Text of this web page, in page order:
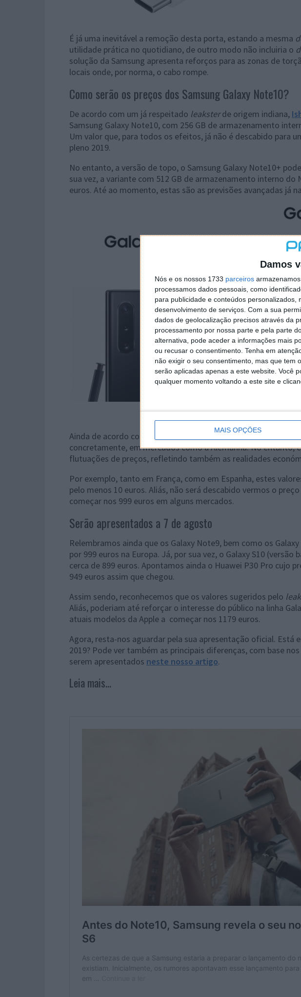
Damos
Nós e os nossos 1733 parceiros
processamos dados pessoais, como
para publicidade e conteúdos
desenvolvimento de serviços. Com a sua
dados de geolocalização precisos através da
processamento por nossa parte e pela parte
alternativa, pode aceder a informações mais
ou recusar o consentimento. Tenha em
não exigir o seu consentimento, mas que tem
serão aplicadas apenas a este website. Você
qualquer momento voltando a este site e
MAIS OPÇÕES
É já uma inevitável a remoção desta porta, estando a mesma
utilidade prática no quotidiano, de outro modo não incluiria o
solução da Samsung apresenta reforços para as zonas de
locais onde, por norma, o cabo rompe.
Como serão os preços dos Samsung Galaxy Note10?
De acordo com um já respeitado leaksterde origem indiana,
Samsung Galaxy Note10, com 256 GB de armazenamento
Um valor que, para todos os efeitos, já não é descabido para
pleno 2019.
No entanto, a versão de topo, o Samsung Galaxy Note10+
sua vez, a variante com 512 GB de armazenamento interno do
euros. Até ao momento, estas são as previsões avançadas já
Ainda de acordo com a fonte supracitada, estes serão os
concretamente, em mercados como a Alemanha. No entanto,
flutuações de preços, refletindo também as realidades
Por exemplo, tanto em França, como em Espanha, estes
pelo menos 10 euros. Aliás, não será descabido vermos o
começar nos 999 euros em alguns mercados.
Serão apresentados a 7 de agosto
Relembramos ainda que os Galaxy Note9, bem como os
por 999 euros na Europa. Já, por sua vez, o Galaxy S10
cerca de 899 euros. Apontamos ainda o Huawei P30 Pro cujo
949 euros assim que chegou.
Assim sendo, reconhecemos que os valores sugeridos pelo
Aliás, poderiam até reforçar o interesse do público na linha
atuais modelos da Apple a começar nos 1179 euros.
Agora, resta-nos aguardar pela sua apresentação oficial. Está
2019? Pode ver também as principais diferenças, com base
serem apresentados neste nosso artigo.
Leia mais...